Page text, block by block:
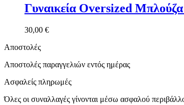
Γυναικεία Oversized
30,00 €
Αποστολές
Αποστολές παραγγελιών εντός ημέρας
Ασφαλείς πληρωμές
Όλες οι συναλλαγές γίνονται μέσω ασφαλού